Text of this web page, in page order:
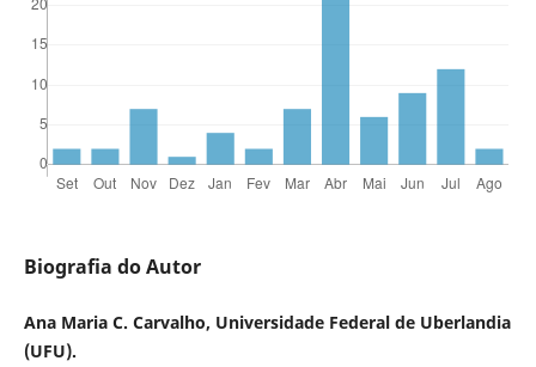
Biografia do Autor
Ana Maria C. Carvalho, Universidade Federal de Uberlandia
(UFU).